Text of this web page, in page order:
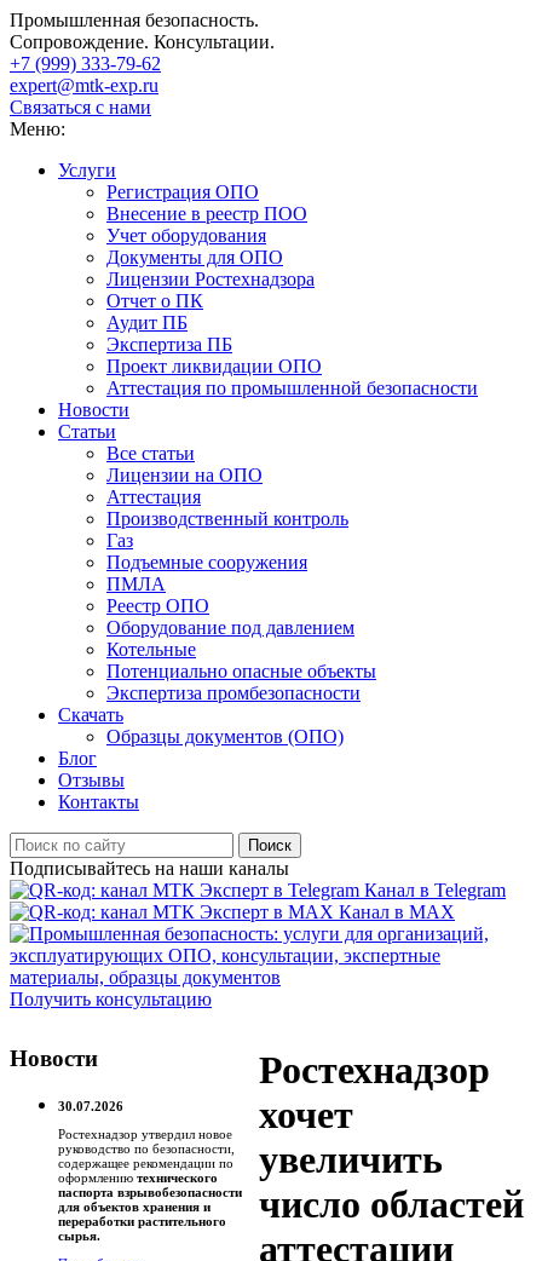
Промышленная безопасность.
Сопровождение. Консультации.
+7 (999) 333-79-62
expert@mtk-exp.ru
Связаться с нами
Меню:
Услуги
Регистрация ОПО
Внесение в реестр ПОО
Учет оборудования
Документы для ОПО
Лицензии Ростехнадзора
Отчет о ПК
Аудит ПБ
Экспертиза ПБ
Проект ликвидации ОПО
Аттестация по промышленной безопасности
Новости
Статьи
Все статьи
Лицензии на ОПО
Аттестация
Производственный контроль
Газ
Подъемные сооружения
ПМЛА
Реестр ОПО
Оборудование под давлением
Котельные
Потенциально опасные объекты
Экспертиза промбезопасности
Скачать
Образцы документов (ОПО)
Блог
Отзывы
Контакты
Поиск
Подписывайтесь на наши каналы
Канал в Telegram
Канал в MAX
Получить консультацию
Новости
30.07.2026
Ростехнадзор утвердил новое
руководство по безопасности,
содержащее рекомендации по
оформлению технического
паспорта взрывобезопасности
для объектов хранения и
переработки растительного
сырья.
Ростехнадзор
хочет
увеличить
число областей
аттестации